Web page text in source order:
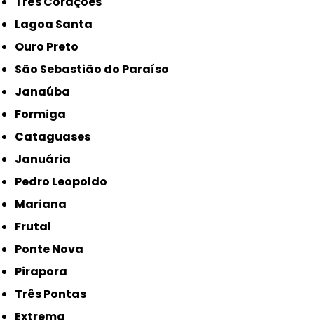
Lagoa Santa
Ouro Preto
São Sebastião do Paraíso
Janaúba
Formiga
Cataguases
Januária
Pedro Leopoldo
Mariana
Frutal
Ponte Nova
Pirapora
Três Pontas
Extrema